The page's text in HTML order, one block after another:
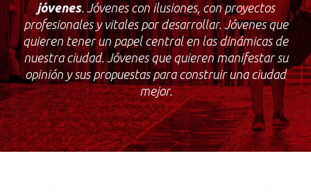
jóvenes. Jóvenes con ilusiones, con proyectos
profesionales y vitales por desarrollar. Jóvenes que
quieren tener un papel central en las dinámicas de
nuestra ciudad. Jóvenes que quieren manifestar su
opinión y sus propuestas para construir una ciudad
mejor.